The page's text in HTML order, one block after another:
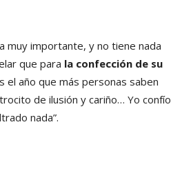
muy importante, y no tiene nada
que para la confección de su
el año que más personas saben
de ilusión y cariño… Yo confío
nada”.